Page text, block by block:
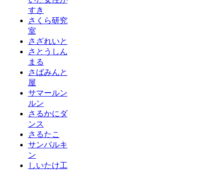
すき
さくら研究
室
さざれいと
さとうしん
まる
さばみんと
屋
サマールン
ルン
さるかにダ
ンス
さるたこ
サンバルキ
ン
しいたけ工